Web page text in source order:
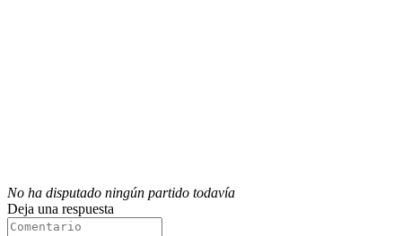
No ha disputado ningún partido todavía
Deja una respuesta